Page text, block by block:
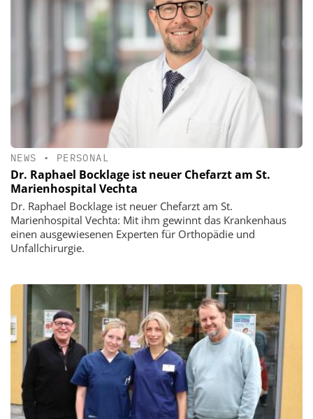
NEWS • PERSONAL
Dr. Raphael Bocklage ist neuer Chefarzt am St.
Marienhospital Vechta
Dr. Raphael Bocklage ist neuer Chefarzt am St.
Marienhospital Vechta: Mit ihm gewinnt das Krankenhaus
einen ausgewiesenen Experten für Orthopädie und
Unfallchirurgie.